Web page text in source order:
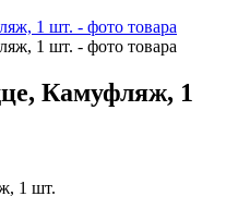
Камуфляж, 1
1 шт.